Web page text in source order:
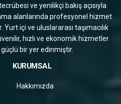
ve yenilikçi bakış açısıyla
alanlarında profesyonel hizmet
içi ve uluslararası taşımacılık
hızlı ve ekonomik hizmetler
bir yer edinmiştir.
KURUMSAL
Hakkımızda